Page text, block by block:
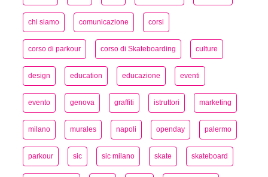
chi siamo comunicazione corsi
corso di parkour corso di Skateboarding culture
design education educazione eventi
evento genova graffiti istruttori marketing
milano murales napoli openday palermo
parkour sic sic milano skate skateboard